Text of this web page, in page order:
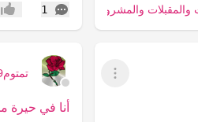
والمشروبات 1
التعليقات
عرض القائمة
تمتوم19
أنا في حيرة